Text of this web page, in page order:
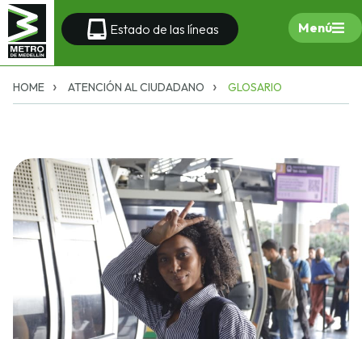
Estado de las líneas Menú
HOME ATENCIÓN AL CIUDADANO GLOSARIO